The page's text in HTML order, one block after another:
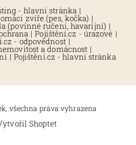
- hlavní stránka |
zvíře (pes, kočka) |
(povinné ručení, havarijní) |
| Pojištění.cz - úrazové |
- odpovědnost |
a domácnost |
| Pojištění.cz - hlavní stránka
všechna práva vyhrazena
Shoptet